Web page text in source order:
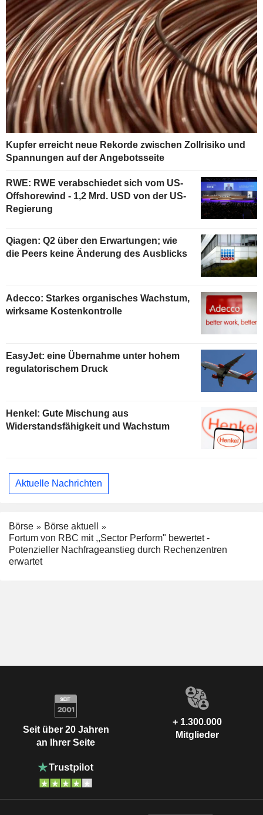
Kupfer erreicht neue Rekorde zwischen Zollrisiko und
Spannungen auf der Angebotsseite
RWE: RWE verabschiedet sich vom US-
Offshorewind - 1,2 Mrd. USD von der US-
Regierung
Qiagen: Q2 über den Erwartungen; wie
die Peers keine Änderung des Ausblicks
Adecco: Starkes organisches Wachstum,
wirksame Kostenkontrolle
EasyJet: eine Übernahme unter hohem
regulatorischem Druck
Henkel: Gute Mischung aus
Widerstandsfähigkeit und Wachstum
Aktuelle Nachrichten
Börse
Börse aktuell
Fortum von RBC mit ,,Sector Perform" bewertet -
Potenzieller Nachfrageanstieg durch Rechenzentren
erwartet
Seit über 20 Jahren
an Ihrer Seite
+ 1.300.000
Mitglieder